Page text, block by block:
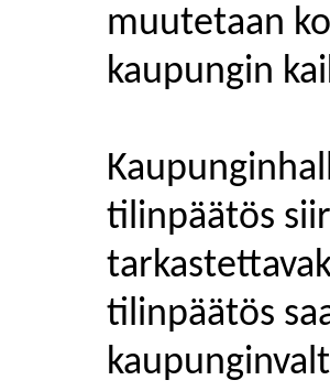
muutetaan
kaupungin
tilinpäätös
tilinpäätös